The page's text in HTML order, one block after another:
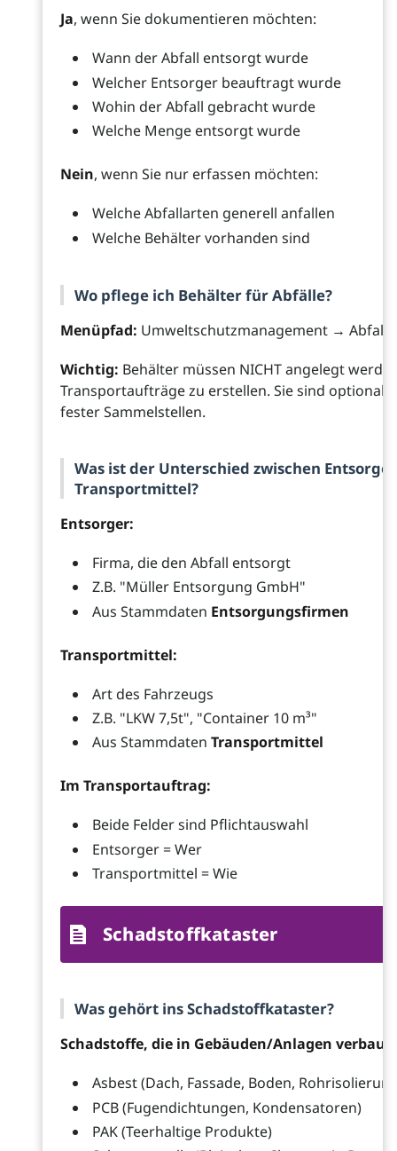
Ja, wenn Sie dokumentieren möchten:
Wann der Abfall entsorgt wurde
Welcher Entsorger beauftragt wurde
Wohin der Abfall gebracht wurde
Welche Menge entsorgt wurde
Nein, wenn Sie nur erfassen möchten:
Welche Abfallarten generell anfallen
Welche Behälter vorhanden sind
Wo pflege ich Behälter für Abfälle?
Menüpfad: Umweltschutzmanagement → Abfall
Wichtig: Behälter müssen NICHT angelegt
Transportaufträge zu erstellen. Sie sind optional
fester Sammelstellen.
Was ist der Unterschied zwischen
Transportmittel?
Entsorger:
Firma, die den Abfall entsorgt
Z.B. "Müller Entsorgung GmbH"
Aus Stammdaten Entsorgungsfirmen
Transportmittel:
Art des Fahrzeugs
Z.B. "LKW 7,5t", "Container 10 m³"
Aus Stammdaten Transportmittel
Im Transportauftrag:
Beide Felder sind Pflichtauswahl
Entsorger = Wer
Transportmittel = Wie
Schadstoffkataster
Was gehört ins Schadstoffkataster?
Schadstoffe, die in Gebäuden/Anlagen verbaut
Asbest (Dach, Fassade, Boden,
PCB (Fugendichtungen, Kondensatoren)
PAK (Teerhaltige Produkte)